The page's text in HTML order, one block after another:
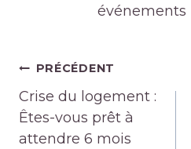
événements
Navigation
de
l’article
PRÉCÉDENT
Crise du logement :
Êtes-vous prêt à
attendre 6 mois